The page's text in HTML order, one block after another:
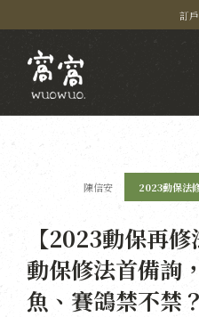
訂
陳信安 2023動保法
【2023動保再修
動保修法首備詢
魚、賽鴿禁不禁？